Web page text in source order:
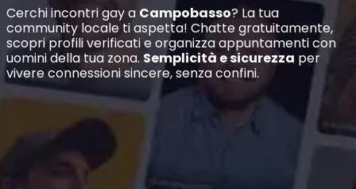
Cerchi incontri gay a Campobasso? La tua
community locale ti aspetta! Chatte gratuitamente,
scopri profili verificati e organizza appuntamenti con
uomini della tua zona. Semplicità e sicurezza per
vivere connessioni sincere, senza confini.